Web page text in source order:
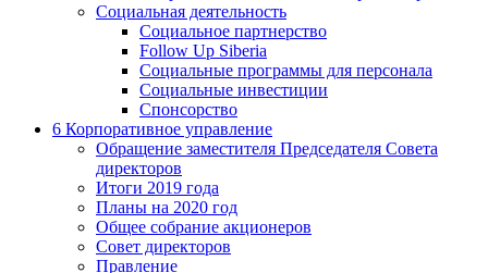
Социальная деятельность
Социальное партнерство
Follow Up Siberia
Социальные программы для персонала
Социальные инвестиции
Спонсорство
6 Корпоративное управление
Обращение заместителя Председателя Совета
директоров
Итоги 2019 года
Планы на 2020 год
Общее собрание акционеров
Совет директоров
Правление